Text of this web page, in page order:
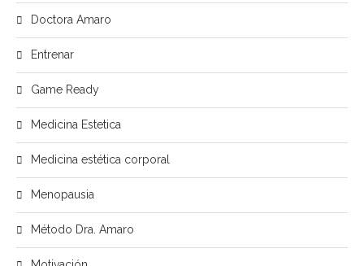
Doctora Amaro
Entrenar
Game Ready
Medicina Estetica
Medicina estética corporal
Menopausia
Método Dra. Amaro